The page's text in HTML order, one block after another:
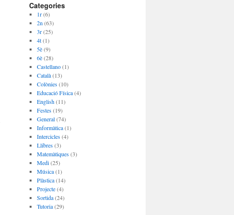
Categories
1r(6)
2n (63)
3r(25)
4t(1)
5è(9)
6è(28)
Castellano(1)
Català(13)
Colònies(10)
Educació Física(4)
English(11)
Festes(19)
General(74)
Informàtica(1)
Intercicles(4)
Llibres(3)
Matemàtiques(3)
Medi(25)
Música(1)
Plàstica(14)
Projecte(4)
Sortida(24)
Tutoria(29)